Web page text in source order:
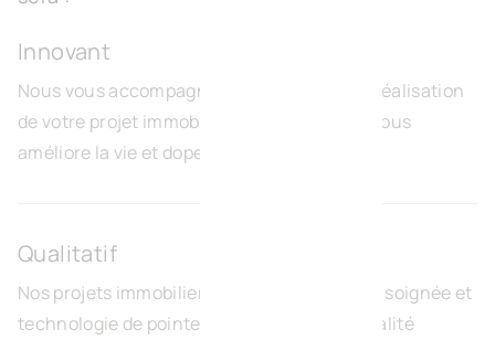
Innovant
Nous vous accompagnons de A à Z dans la réalisation
de votre projet immobilier. Notre expertise vous
améliore la vie et dope votre activité.
Qualitatif
Nos projets immobiliers allient architecture soignée et
technologie de pointe pour garantir une qualité